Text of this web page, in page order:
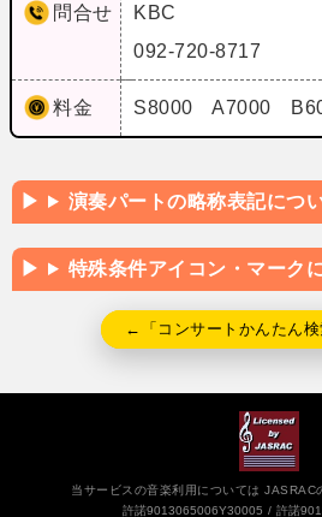
問合せ
KBC
092-720-8717
料金 S8000 A7000
演奏パートの略称表記につ
特殊条件アイコン・マーク
←「コンサートかんたん検
当サービスの音楽利用については JASRAC
許諾9013065006Y30005
許諾